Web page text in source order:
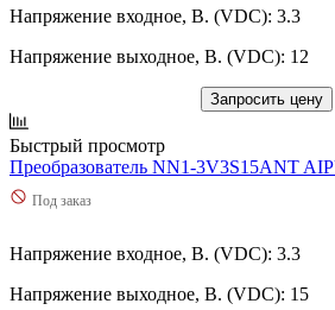
Напряжение входное, В. (VDC): 3.3
Напряжение выходное, В. (VDC): 12
Запросить цену
Быстрый просмотр
Преобразователь NN1-3V3S15ANT
Под заказ
Напряжение входное, В. (VDC): 3.3
Напряжение выходное, В. (VDC): 15